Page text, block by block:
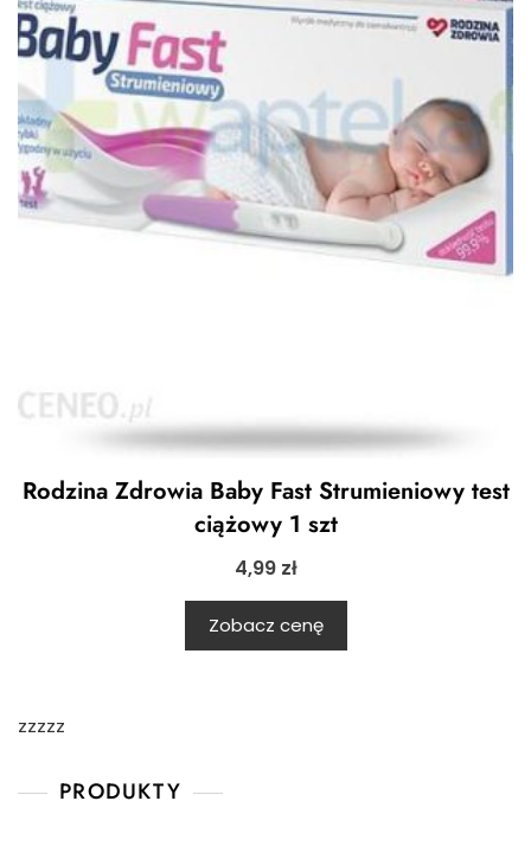
Rodzina Zdrowia Baby Fast Strumieniowy test
ciążowy 1 szt
4,99 zł
Zobacz cenę
zzzzz
PRODUKTY